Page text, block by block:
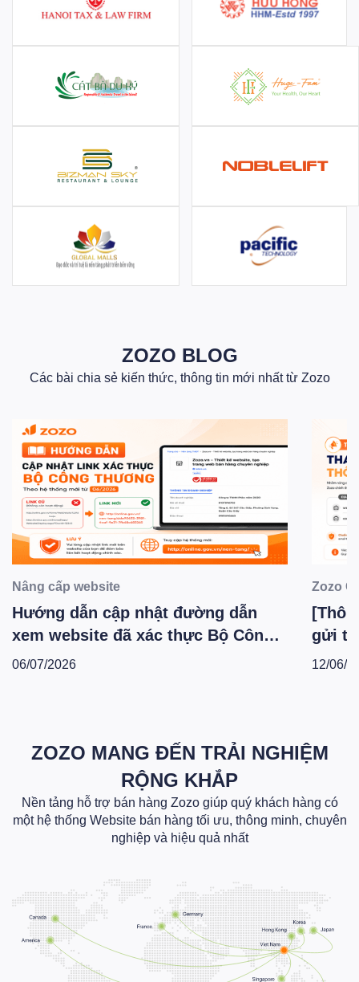
ZOZO BLOG
Các bài chia sẻ kiến thức, thông tin mới nhất từ Zozo
Nâng cấp website
Hướng dẫn cập nhật đường dẫn
xem website đã xác thực Bộ Công
Thương theo hệ thống mới -
06/07/2026
Zozo
gửi
Zozo
12/06/
ZOZO MANG ĐẾN TRẢI NGHIỆM
RỘNG KHẮP
Nền tảng hỗ trợ bán hàng Zozo giúp quý khách hàng có
một hệ thống Website bán hàng tối ưu, thông minh, chuyên
nghiệp và hiệu quả nhất